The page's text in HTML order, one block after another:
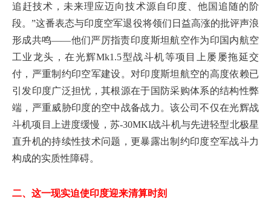
追赶技术，未来理应迈向技术源自印度、他国追随的阶
段。”这番表态与印度空军退役将领们日益高涨的批评声浪
形成共鸣——他们严厉指责印度斯坦航空作为印国内航空
工业龙头，在光辉Mk1.5型战斗机等项目上屡屡拖延交
付，严重制约印空军建设。对印度斯坦航空的高度依赖已
引发印度广泛担忧，其根源在于国防采购体系的结构性弊
端，严重威胁印度的空中战备战力。该公司不仅在光辉战
斗机项目上进度缓慢，苏-30MKI战斗机与先进轻型北极星
直升机的持续性技术问题，更暴露出制约印度空军战斗力
构成的实质性障碍。
二、这一现实迫使印度迎来清算时刻